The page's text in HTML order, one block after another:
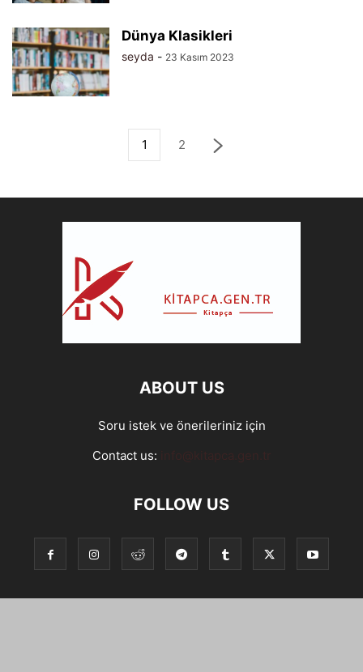
Dünya Klasikleri
seyda - 23 Kasım 2023
1 2
ABOUT US
Soru istek ve önerileriniz için
Contact us:
info@kitapca.gen.tr
FOLLOW US